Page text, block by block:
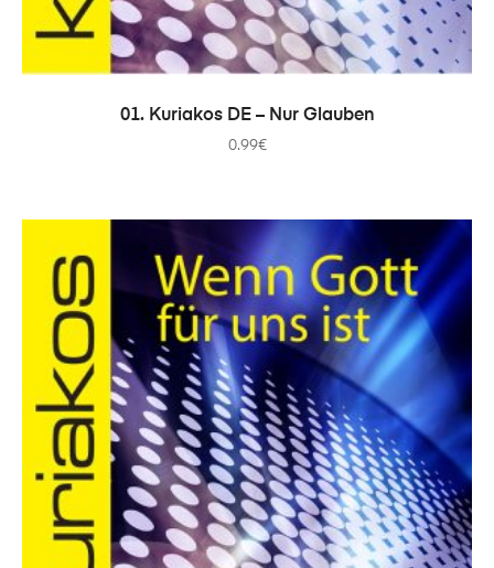
ADICIONAR
01. Kuriakos DE – Nur Glauben
0.99€